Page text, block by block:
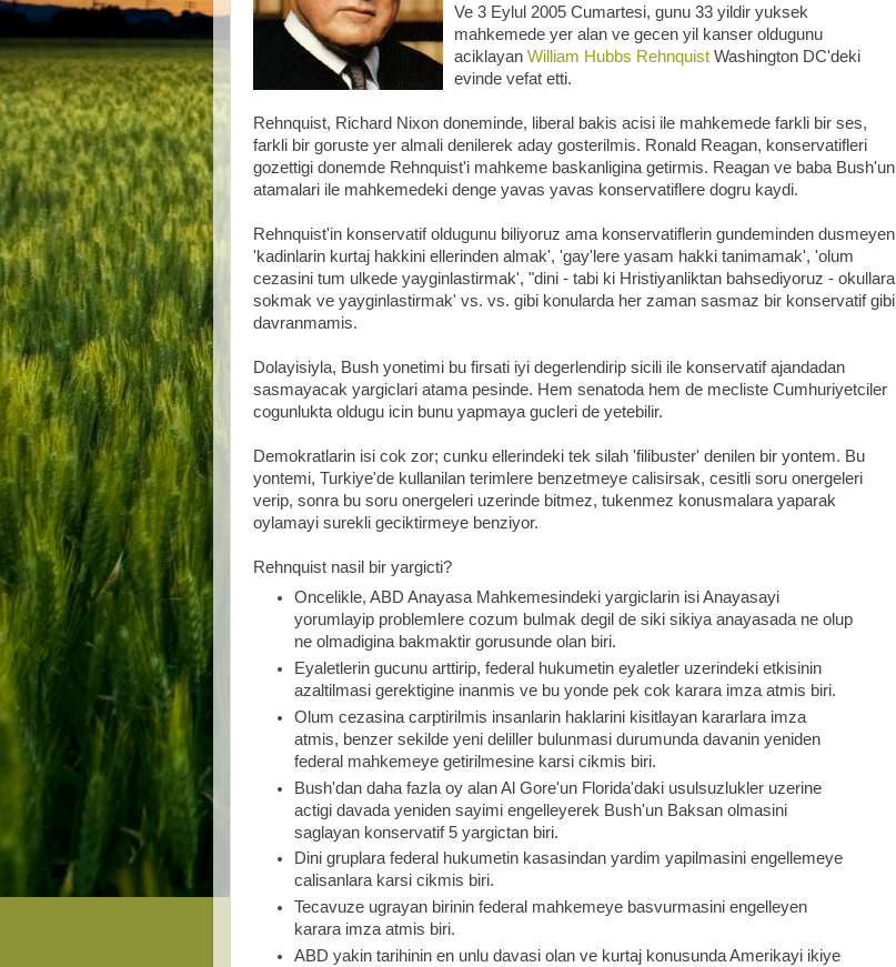
Ve 3 Eylul 2005 Cumartesi, gunu 33 yildir yuksek
mahkemede yer alan ve gecen yil kanser oldugunu
aciklayan William Hubbs Rehnquist Washington DC'deki
evinde vefat etti.
Rehnquist, Richard Nixon doneminde, liberal bakis acisi ile mahkemede farkli bir ses,
farkli bir goruste yer almali denilerek aday gosterilmis. Ronald Reagan, konservatifleri
gozettigi donemde Rehnquist'i mahkeme baskanligina getirmis. Reagan ve baba Bush'un
atamalari ile mahkemedeki denge yavas yavas konservatiflere dogru kaydi.
Rehnquist'in konservatif oldugunu biliyoruz ama konservatiflerin gundeminden dusmeyen
'kadinlarin kurtaj hakkini ellerinden almak', 'gay'lere yasam hakki tanimamak', 'olum
cezasini tum ulkede yayginlastirmak', "dini - tabi ki Hristiyanliktan bahsediyoruz - okullara
sokmak ve yayginlastirmak' vs. vs. gibi konularda her zaman sasmaz bir konservatif gibi
davranmamis.
Dolayisiyla, Bush yonetimi bu firsati iyi degerlendirip sicili ile konservatif ajandadan
sasmayacak yargiclari atama pesinde. Hem senatoda hem de mecliste Cumhuriyetciler
cogunlukta oldugu icin bunu yapmaya gucleri de yetebilir.
Demokratlarin isi cok zor; cunku ellerindeki tek silah 'filibuster' denilen bir yontem. Bu
yontemi, Turkiye'de kullanilan terimlere benzetmeye calisirsak, cesitli soru onergeleri
verip, sonra bu soru onergeleri uzerinde bitmez, tukenmez konusmalara yaparak
oylamayi surekli geciktirmeye benziyor.
Rehnquist nasil bir yargicti?
Oncelikle, ABD Anayasa Mahkemesindeki yargiclarin isi Anayasayi
yorumlayip problemlere cozum bulmak degil de siki sikiya anayasada ne olup
ne olmadigina bakmaktir gorusunde olan biri.
Eyaletlerin gucunu arttirip, federal hukumetin eyaletler uzerindeki etkisinin
azaltilmasi gerektigine inanmis ve bu yonde pek cok karara imza atmis biri.
Olum cezasina carptirilmis insanlarin haklarini kisitlayan kararlara imza
atmis, benzer sekilde yeni deliller bulunmasi durumunda davanin yeniden
federal mahkemeye getirilmesine karsi cikmis biri.
Bush'dan daha fazla oy alan Al Gore'un Florida'daki usulsuzlukler uzerine
actigi davada yeniden sayimi engelleyerek Bush'un Baksan olmasini
saglayan konservatif 5 yargictan biri.
Dini gruplara federal hukumetin kasasindan yardim yapilmasini engellemeye
calisanlara karsi cikmis biri.
Tecavuze ugrayan birinin federal mahkemeye basvurmasini engelleyen
karara imza atmis biri.
ABD yakin tarihinin en unlu davasi olan ve kurtaj konusunda Amerikayi ikiye